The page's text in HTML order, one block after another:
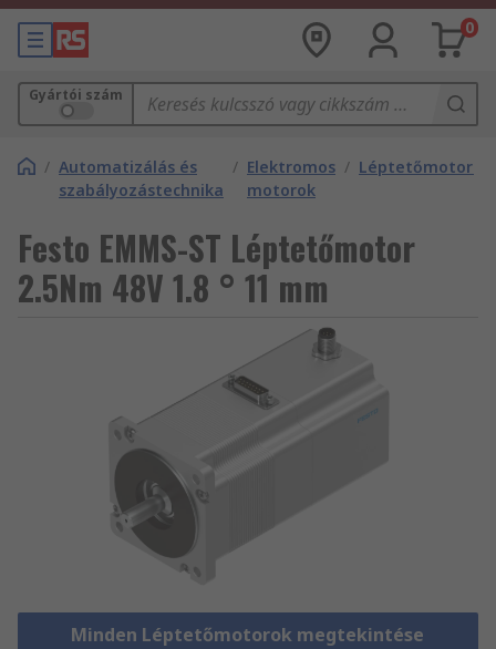
0
Gyártói szám
/ Automatizálás és
szabályozástechnika
/ Elektromos
motorok
/ Léptetőmotorok
Festo EMMS-ST Léptetőmotor
2.5Nm 48V 1.8 ° 11 mm
Minden Léptetőmotorok megtekintése